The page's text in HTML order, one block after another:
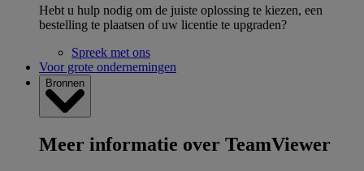
Hebt u hulp nodig om de juiste oplossing te kiezen, een
bestelling te plaatsen of uw licentie te upgraden?
Spreek met ons
Voor grote ondernemingen
Bronnen
Meer informatie over TeamViewer